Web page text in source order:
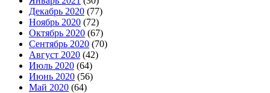
Декабрь 2020 (77)
Ноябрь 2020 (72)
Октябрь 2020 (67)
Сентябрь 2020 (70)
Август 2020 (42)
Июль 2020 (64)
Июнь 2020 (56)
Май 2020 (64)